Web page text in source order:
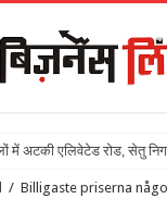
में अटकी एलिवेटेड रोड, सेतु
/ Billigaste priserna